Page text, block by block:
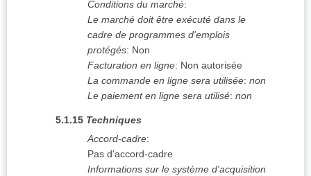
Conditions du marché:
Le marché doit être exécuté dans le
cadre de programmes d'emplois
protégés: Non
Facturation en ligne: Non autorisée
La commande en ligne sera utilisée: non
Le paiement en ligne sera utilisé: non
5.1.15 Techniques
Accord-cadre:
Pas d'accord-cadre
Informations sur le système d'acquisition